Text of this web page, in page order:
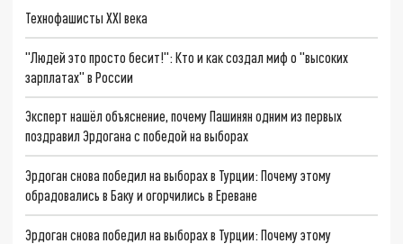
Технофашисты XXI века
"Людей это просто бесит!": Кто и как создал миф о "высоких
зарплатах" в России
Эксперт нашёл объяснение, почему Пашинян одним из первых
поздравил Эрдогана с победой на выборах
Эрдоган снова победил на выборах в Турции: Почему этому
обрадовались в Баку и огорчились в Ереване
Эрдоган снова победил на выборах в Турции: Почему этому